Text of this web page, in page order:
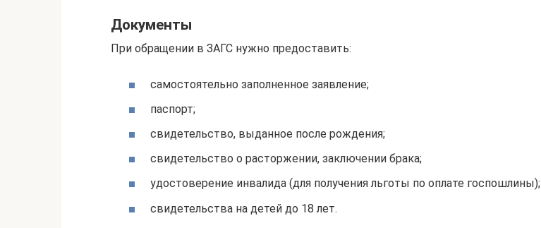
Документы
При обращении в ЗАГС нужно предоставить:
самостоятельно заполненное заявление;
паспорт;
свидетельство, выданное после рождения;
свидетельство о расторжении, заключении брака;
удостоверение инвалида (для получения льготы по оплате госпошлины);
свидетельства на детей до 18 лет.